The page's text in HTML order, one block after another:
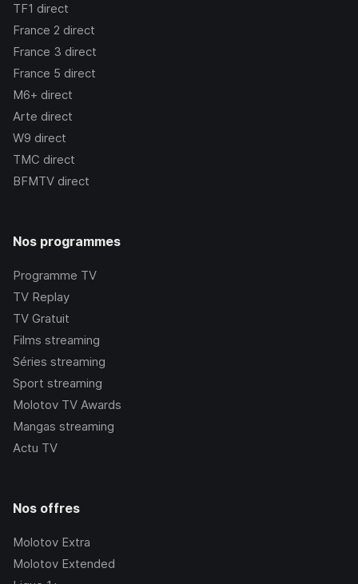
TF1 direct
France 2 direct
France 3 direct
France 5 direct
M6+ direct
Arte direct
W9 direct
TMC direct
BFMTV direct
Nos programmes
Programme TV
TV Replay
TV Gratuit
Films streaming
Séries streaming
Sport streaming
Molotov TV Awards
Mangas streaming
Actu TV
Nos offres
Molotov Extra
Molotov Extended